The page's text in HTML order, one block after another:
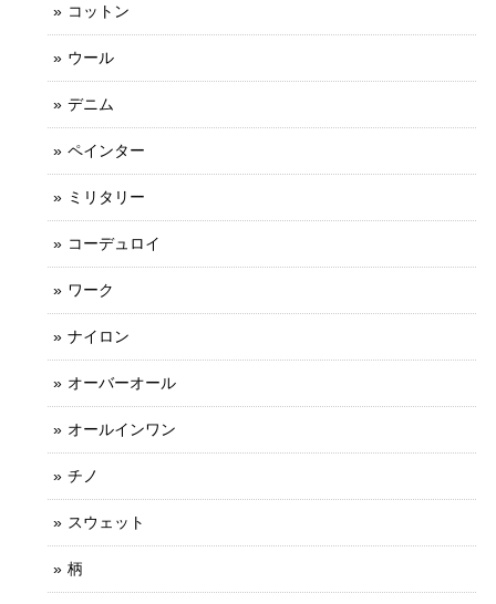
コットン
ウール
デニム
ペインター
ミリタリー
コーデュロイ
ワーク
ナイロン
オーバーオール
オールインワン
チノ
スウェット
柄